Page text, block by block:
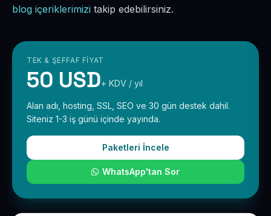
blog içeriklerimizi takip edebilirsiniz.
TEK & ŞEFFAF FIYAT
50 USD+ KDV / yıl
Alan adı, hosting, SSL, SEO ve 30 gün destek dahil.
Siteniz 1-3 iş günü içinde yayında.
Paketleri İncele
WhatsApp'tan Sor